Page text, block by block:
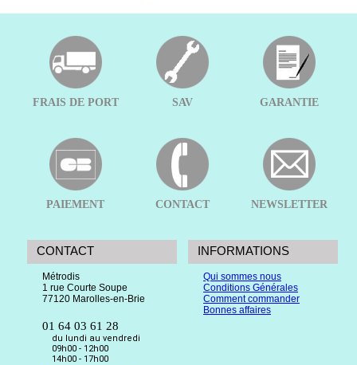
FRAIS DE PORT SAV GARANTIE
PAIEMENT CONTACT NEWSLETTER
CONTACT
Métrodis
1 rue Courte Soupe
77120 Marolles-en-Brie
01 64 03 61 28
du lundi au vendredi
09h00 - 12h00
14h00 - 17h00
INFORMATIONS
Qui sommes nous
Conditions Générales
Comment commander
Bonnes affaires